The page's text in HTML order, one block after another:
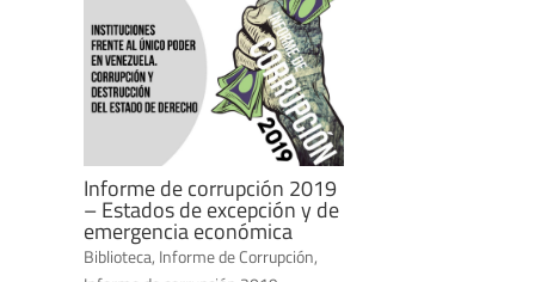
Informe de corrupción 2019
– Estados de excepción y de
emergencia económica
Biblioteca, Informe de Corrupción,